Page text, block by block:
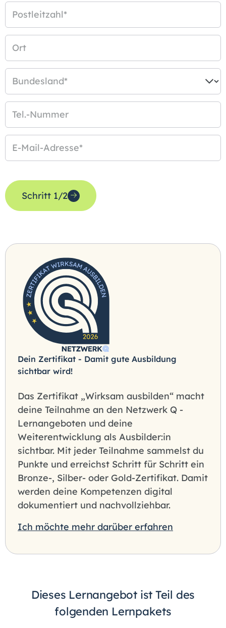
Postleitzahl*
Ort
Bundesland*
Tel.-Nummer
E-Mail-Adresse*
Schritt 1/2
Dein Zertifikat - Damit gute Ausbildung
sichtbar wird!
Das Zertifikat „Wirksam ausbilden“ macht
deine Teilnahme an den Netzwerk Q -
Lernangeboten und deine
Weiterentwicklung als Ausbilder:in
sichtbar. Mit jeder Teilnahme sammelst du
Punkte und erreichst Schritt für Schritt ein
Bronze-, Silber- oder Gold-Zertifikat. Damit
werden deine Kompetenzen digital
dokumentiert und nachvollziehbar.
Ich möchte mehr darüber erfahren
Dieses Lernangebot ist Teil des
folgenden Lernpakets